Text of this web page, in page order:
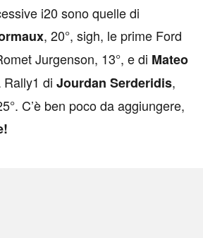
i20 sono quelle di
, 20°, sigh, le prime Ford
Jurgenson, 13°, e di Mateo
Rally1 di Jourdan Serderidis,
C’è ben poco da aggiungere,